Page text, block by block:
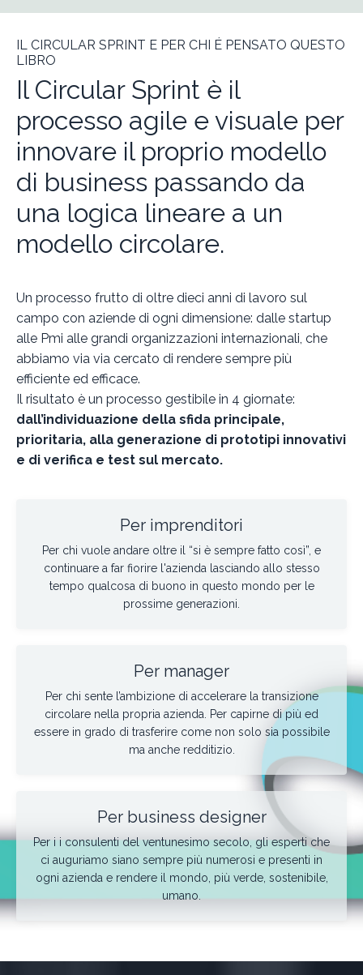
IL CIRCULAR SPRINT E PER CHI É PENSATO QUESTO
LIBRO
Il Circular Sprint è il
processo agile e visuale per
innovare il proprio modello
di business passando da
una logica lineare a un
modello circolare.
Un processo frutto di oltre dieci anni di lavoro sul
campo con aziende di ogni dimensione: dalle startup
alle Pmi alle grandi organizzazioni internazionali, che
abbiamo via via cercato di rendere sempre più
efficiente ed efficace.
Il risultato è un processo gestibile in 4 giornate:
dall’individuazione della sfida principale,
prioritaria, alla generazione di prototipi innovativi
e di verifica e test sul mercato.
Per imprenditori
Per chi vuole andare oltre il “si è sempre fatto così”, e
continuare a far fiorire l'azienda lasciando allo stesso
tempo qualcosa di buono in questo mondo per le
prossime generazioni.
Per manager
Per chi sente l’ambizione di accelerare la transizione
circolare nella propria azienda. Per capirne di più ed
essere in grado di trasferire come non solo sia possibile
ma anche redditizio.
Per business designer
Per i i consulenti del ventunesimo secolo, gli esperti che
ci auguriamo siano sempre più numerosi e presenti in
ogni azienda e rendere il mondo, più verde, sostenibile,
umano.